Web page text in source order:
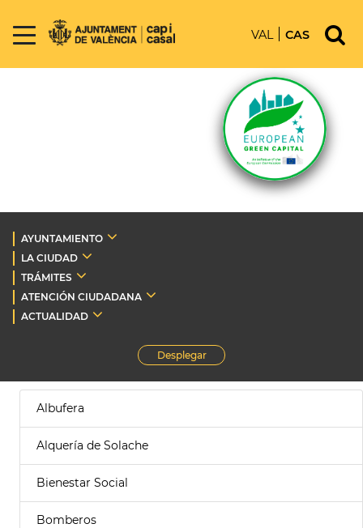
VAL CAS
AYUNTAMIENTO
LA CIUDAD
TRÁMITES
ATENCIÓN CIUDADANA
ACTUALIDAD
Desplegar
Albufera
Alquería de Solache
Bienestar Social
Bomberos